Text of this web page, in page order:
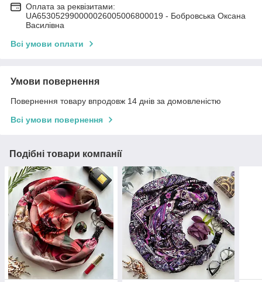
Оплата за реквізитами:
UA653052990000026005006800019 - Бобровська Оксана
Василівна
Всі умови оплати
Умови повернення
Повернення товару впродовж 14 днів за домовленістю
Всі умови повернення
Подібні товари компанії